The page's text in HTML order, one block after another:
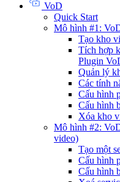
VoD
Quick Start
Mô hình #1:
Tạo kho
Tích hợp
Plugin
Quản lý
Các tính
Cấu hình
Cấu hình
Xóa kho
Mô hình #2:
video)
Tạo một
Cấu hình
Cấu hình